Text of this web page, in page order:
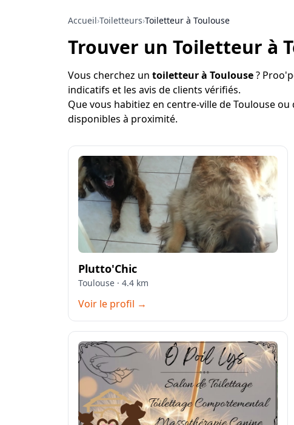
Accueil›Toiletteurs›Toiletteur à Toulouse
Trouver un Toiletteur à
Vous cherchez un toiletteur à Toulouse?
indicatifs et les avis de clients vérifiés.
Que vous habitiez en centre-ville de Toulouse
disponibles à proximité.
Plutto'Chic
Toulouse · 4.4 km
Voir le profil →